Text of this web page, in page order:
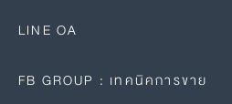
LINE OA
FB GROUP : เทคนิคการขาย